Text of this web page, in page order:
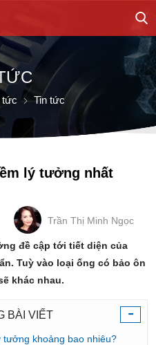
tức Tin tức
lý tưởng nhất
Trần Thị Minh Ngọc
đề cập tới tiết diện của
Tuỳ vào loại ống có bảo ôn
khác nhau.
-
BÀI VIẾT
khoảng bao nhiêu?